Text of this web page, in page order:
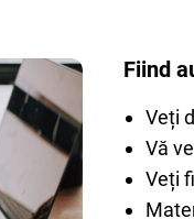
Fiind
Veți
Vă
Veți